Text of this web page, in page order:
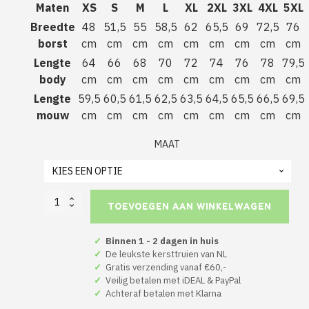
Maten
XS S M L XL 2XL 3XL 4XL 5XL
Breedte
borst
48
cm
51,5
cm
55
cm
58,5
cm
62
cm
65,5
cm
69
cm
72,5
cm
76
cm
Lengte
body
64
cm
66
cm
68
cm
70
cm
72
cm
74
cm
76
cm
78
cm
79,5
cm
Lengte
mouw
59,5
cm
60,5
cm
61,5
cm
62,5
cm
63,5
cm
64,5
cm
65,5
cm
66,5
cm
69,5
cm
MAAT
Kerst
TOEVOEGEN AAN WINKELWAGEN
✓ Binnen 1 - 2 dagen in huis
✓ De leukste kersttruien van NL
✓ Gratis verzending vanaf €60,-
✓ Veilig betalen met iDEAL & PayPal
✓ Achteraf betalen met Klarna